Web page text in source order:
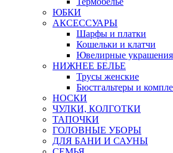
ЮБКИ
AКСЕССУАРЫ
Шарфы и платки
Кошельки и клатчи
Ювелирные украшения
НИЖНЕЕ БЕЛЬЕ
Трусы женские
Бюстгальтеры и
НОСКИ
ЧУЛКИ, КОЛГОТКИ
ТАПОЧКИ
ГОЛОВНЫЕ УБОРЫ
ДЛЯ БАНИ И САУНЫ